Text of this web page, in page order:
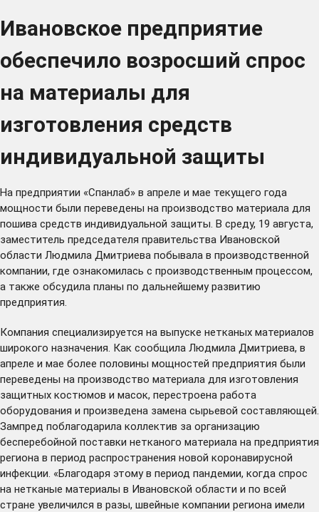
Ивановское предприятие
обеспечило возросший спрос
на материалы для
изготовления средств
индивидуальной защиты
На предприятии «Спанлаб» в апреле и мае текущего года
мощности были переведены на производство материала для
пошива средств индивидуальной защиты. В среду, 19 августа,
заместитель председателя правительства Ивановской
области Людмила Дмитриева побывала в производственной
компании, где ознакомилась с производственным процессом,
а также обсудила планы по дальнейшему развитию
предприятия.
Компания специализируется на выпуске нетканых материалов
широкого назначения. Как сообщила Людмила Дмитриева, в
апреле и мае более половины мощностей предприятия были
переведены на производство материала для изготовления
защитных костюмов и масок, перестроена работа
оборудования и произведена замена сырьевой составляющей.
Зампред поблагодарила коллектив за организацию
бесперебойной поставки нетканого материала на предприятия
региона в период распространения новой коронавирусной
инфекции. «Благодаря этому в период пандемии, когда спрос
на нетканые материалы в Ивановской области и по всей
стране увеличился в разы, швейные компании региона имели